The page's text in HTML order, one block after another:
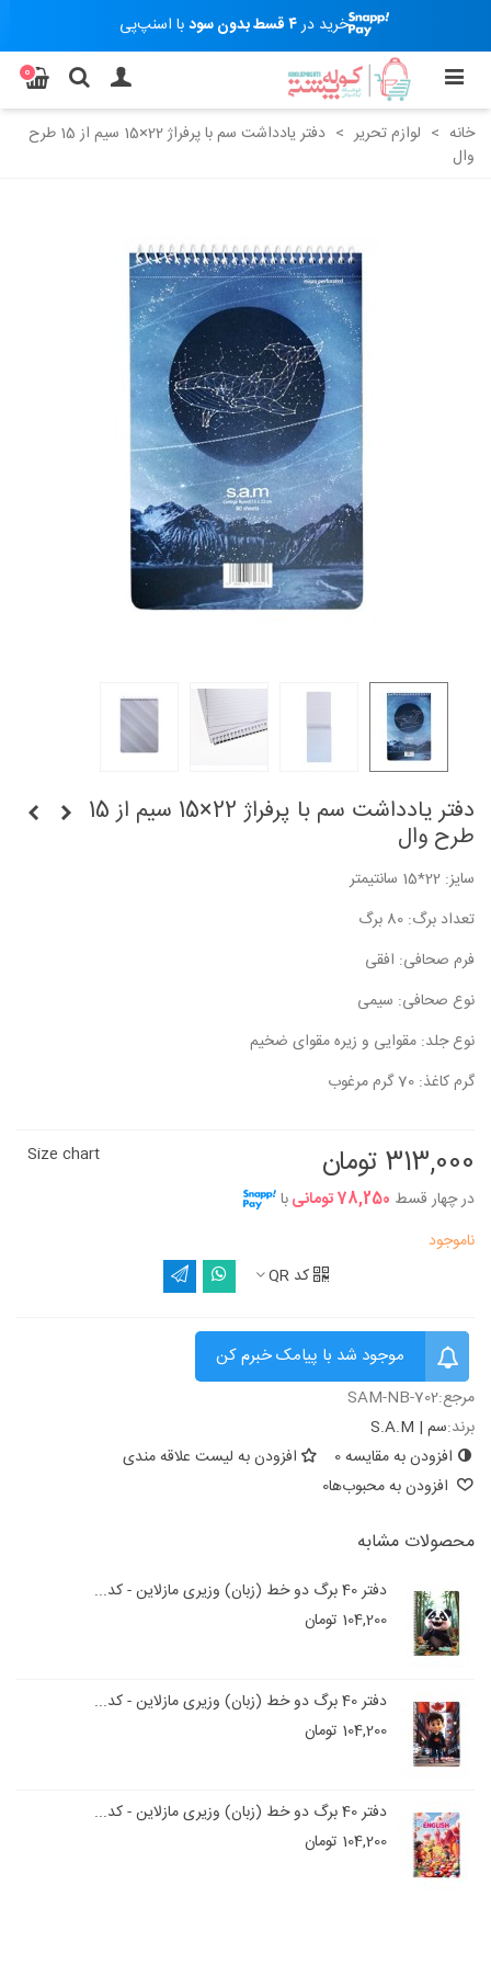
خرید در۴ قسط بدون سود با اسنپ‌پی
0
خانه > لوازم تحریر >
دفتر یادداشت سم با پرفراژ 22×15 سیم از 15 طرح
وال
دفتر یادداشت سم با پرفراژ 22×15 سیم از 15
طرح وال
سایز: 22*15 سانتیمتر
تعداد برگ: 80 برگ
فرم صحافی: افقی
نوع صحافی: سیمی
نوع جلد: مقوایی و زیره مقوای ضخیم
گرم کاغذ: 70 گرم مرغوب
313,000 تومان
در چهار قسط 78,250 تومانی با
Size chart
ناموجود
کد QR
موجود شد با پیامک خبرم کن
مرجع:SAM-NB-702
برند:سم | S.A.M
افزودن به مقایسه0
افزودن به لیست علاقه مندی
افزودن به محبوب‌ها0
محصولات مشابه
دفتر 40 برگ دو خط (زبان) وزیری مازلاین - کد...
104,200 تومان
دفتر 40 برگ دو خط (زبان) وزیری مازلاین - کد...
104,200 تومان
دفتر 40 برگ دو خط (زبان) وزیری مازلاین - کد...
104,200 تومان